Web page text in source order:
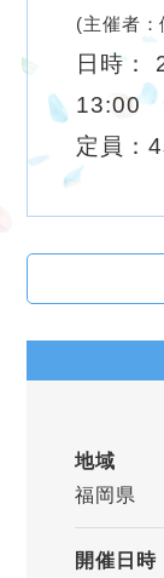
(主催者
日時：
13:00
定員：4
地域
福岡県
開催日時